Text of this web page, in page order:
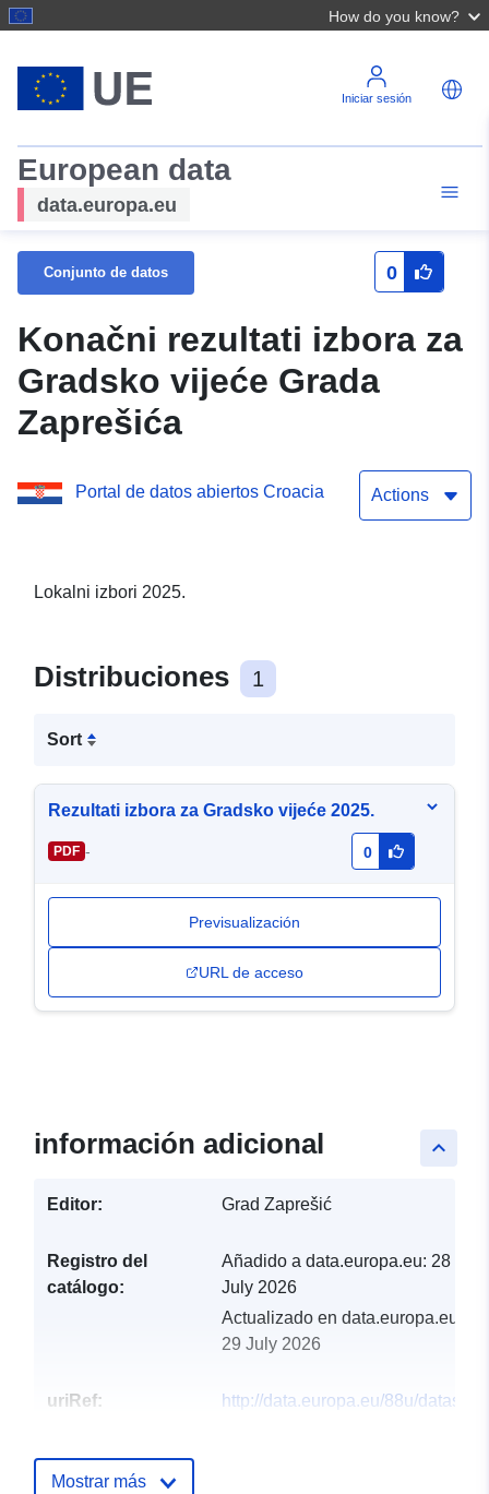
How do you know?
Iniciar sesión
European data
data.europa.eu
Conjunto de datos 0
Konačni rezultati izbora za
Gradsko vijeće Grada
Zaprešića
Portal de datos abiertos Croacia Actions
Lokalni izbori 2025.
Distribuciones 1
Sort
Rezultati izbora za Gradsko vijeće 2025.
PDF - 0
Previsualización
URL de acceso
keyboard_arrow_up
información adicional
Editor: Grad Zaprešić
Registro del
catálogo:
Añadido a data.europa.eu: 28
July 2026
Actualizado en data.europa.eu:
29 July 2026
uriRef:
http://data.europa.eu/88u/dataset/
Mostrar más